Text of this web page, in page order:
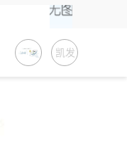
凯发